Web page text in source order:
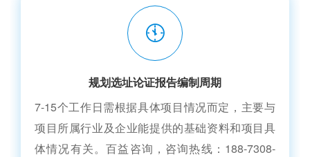
规划选址论证报告编制周期
7-15个工作日需根据具体项目情况而定，主要与
项目所属行业及企业能提供的基础资料和项目具
体情况有关。百益咨询，咨询热线：188-7308-